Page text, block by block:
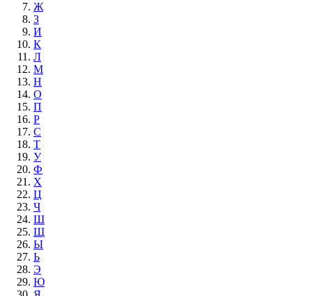
Ж
З
И
К
Л
М
Н
О
П
Р
С
Т
У
Ф
Х
Ц
Ч
Ш
Щ
Ы
Ь
Э
Ю